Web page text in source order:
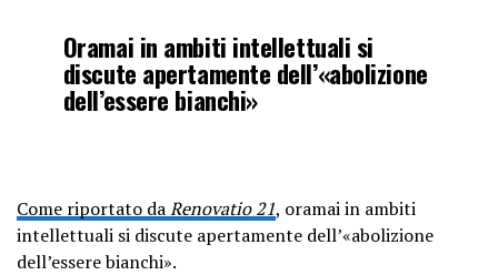
Oramai in ambiti intellettuali si
discute apertamente dell’«abolizione
dell’essere bianchi»
Come riportato daRenovatio 21, oramai in ambiti
intellettuali si discute apertamente dell’«abolizione
dell’essere bianchi».